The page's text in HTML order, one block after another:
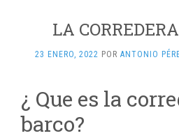
LA
23 ENERO, 2022 POR ANTONIO
¿ Que es la
barco?